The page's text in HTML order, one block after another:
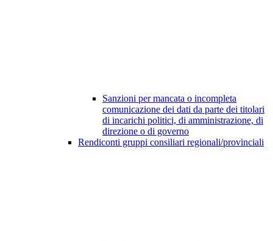
Sanzioni per mancata o incompleta
comunicazione dei dati da parte dei titolari
di incarichi politici, di amministrazione, di
direzione o di governo
Rendiconti gruppi consiliari regionali/provinciali